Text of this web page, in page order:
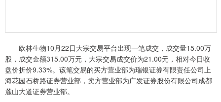
欧林生物10月22日大宗交易平台出现一笔成交，成交量15.00万
股，成交金额315.00万元，大宗交易成交价为21.00元，相对今日收
盘价折价9.33%。该笔交易的买方营业部为瑞银证券有限责任公司上
海花园石桥路证券营业部，卖方营业部为广发证券股份有限公司成都
麓山大道证券营业部。